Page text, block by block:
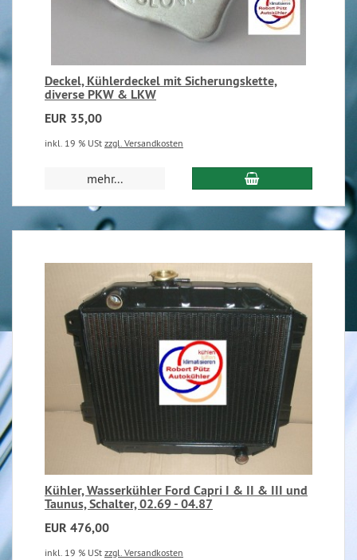
Deckel, Kühlerdeckel mit Sicherungskette,
diverse PKW & LKW
EUR 35,00
inkl. 19 % USt zzgl. Versandkosten
mehr...
Kühler, Wasserkühler Ford Capri I & II & III und
Taunus, Schalter, 02.69 - 04.87
EUR 476,00
inkl. 19 % USt zzgl. Versandkosten